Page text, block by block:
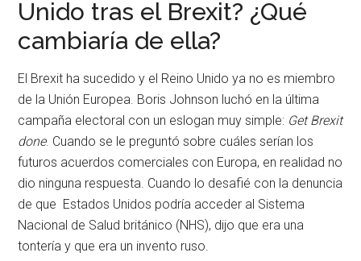
Unido tras el Brexit? ¿Qué
cambiaría de ella?
El Brexit ha sucedido y el Reino Unido ya no es miembro
de la Unión Europea. Boris Johnson luchó en la última
campaña electoral con un eslogan muy simple: Get Brexit
done. Cuando se le preguntó sobre cuáles serían los
futuros acuerdos comerciales con Europa, en realidad no
dio ninguna respuesta. Cuando lo desafié con la denuncia
de que Estados Unidos podría acceder al Sistema
Nacional de Salud británico (NHS), dijo que era una
tontería y que era un invento ruso.